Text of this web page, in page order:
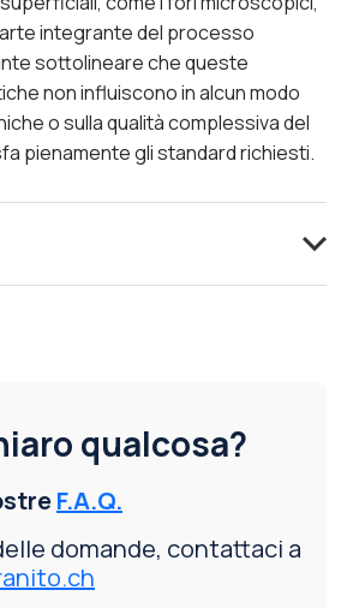
integrante del processo
sottolineare che queste
non influiscono in alcun modo
o sulla qualità complessiva del
pienamente gli standard richiesti.
qualcosa?
F.A.Q.
domande, contattaci a